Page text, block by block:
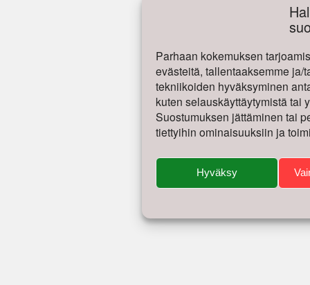
Parhaan kokemuksen
evästeitä, tallentaaksemme ja/
tekniikoiden hyväksyminen
kuten selauskäyttäytymistä tai
Suostumuksen jättäminen tai
tiettyihin ominaisuuksiin ja
Hyväksy